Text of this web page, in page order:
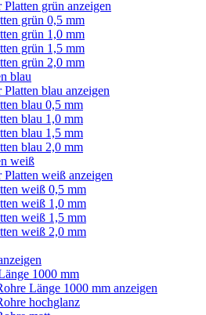
Platten grün anzeigen
grün 0,5 mm
grün 1,0 mm
grün 1,5 mm
grün 2,0 mm
blau
Platten blau anzeigen
blau 0,5 mm
blau 1,0 mm
blau 1,5 mm
blau 2,0 mm
weiß
Platten weiß anzeigen
weiß 0,5 mm
weiß 1,0 mm
weiß 1,5 mm
weiß 2,0 mm
1000 mm
Länge 1000 mm anzeigen
hochglanz